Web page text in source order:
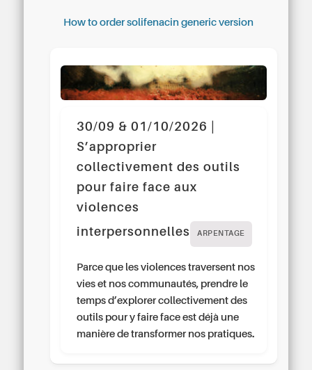
How to order solifenacin generic version
30/09 & 01/10/2026 |
S’approprier
collectivement des outils
pour faire face aux
violences
interpersonnelles
ARPENTAGE
Parce que les violences traversent nos
vies et nos communautés, prendre le
temps d’explorer collectivement des
outils pour y faire face est déjà une
manière de transformer nos pratiques.